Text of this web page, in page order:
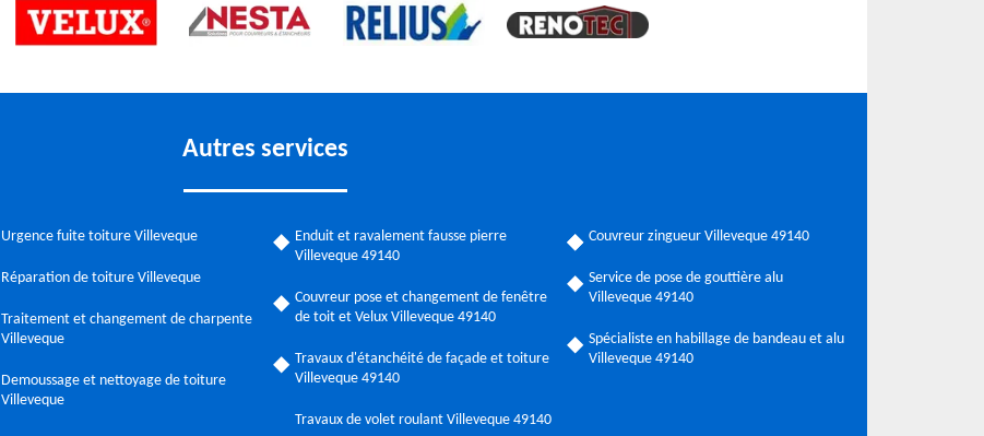
Autres services
Urgence fuite toiture Villeveque
Réparation de toiture Villeveque
Traitement et changement de charpente
Villeveque
Demoussage et nettoyage de toiture
Villeveque
Enduit et ravalement fausse pierre
Villeveque 49140
Couvreur pose et changement de fenêtre
de toit et Velux Villeveque 49140
Travaux d'étanchéité de façade et toiture
Villeveque 49140
Travaux de volet roulant Villeveque 49140
Couvreur zingueur Villeveque 49140
Service de pose de gouttière alu
Villeveque 49140
Spécialiste en habillage de bandeau et alu
Villeveque 49140